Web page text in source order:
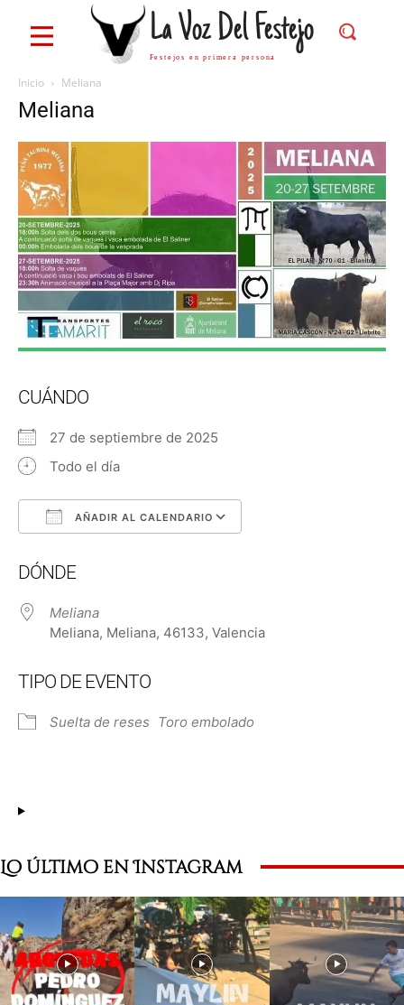
La Voz Del Festejo
Festejos en primera persona
Inicio Meliana
Meliana
CUÁNDO
27 de septiembre de 2025
Todo el día
AÑADIR AL CALENDARIO
DÓNDE
Meliana
Meliana, Meliana, 46133, Valencia
TIPO DE EVENTO
Suelta de reses Toro embolado
Lo último en Instagram